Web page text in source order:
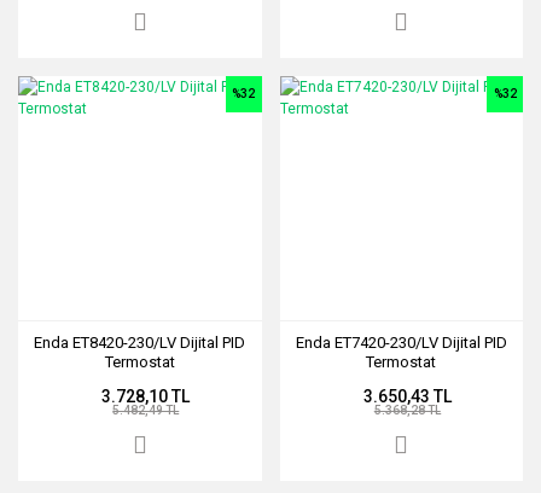
Enda ET8420-230/LV Dijital PID
Termostat
%32
3.728,10 TL
5.482,49 TL
Enda ET7420-230/LV Dijital PID
Termostat
%32
3.650,43 TL
5.368,28 TL